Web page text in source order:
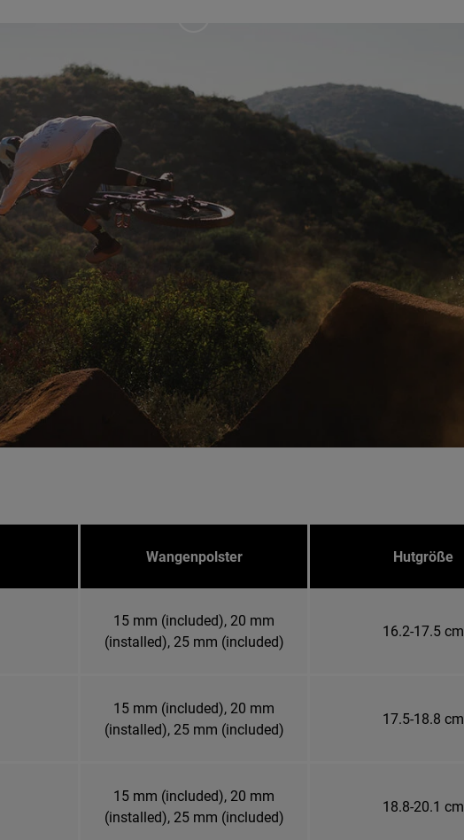
Wangenpolster Hutgröße
15 mm (included), 20 mm
(installed), 25 mm (included)
16.2-17.5 cm
15 mm (included), 20 mm
(installed), 25 mm (included)
17.5-18.8 cm
15 mm (included), 20 mm
(installed), 25 mm (included)
18.8-20.1 cm